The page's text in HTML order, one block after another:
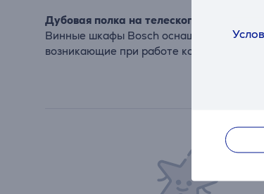
Дубовая полка на телескопической
Винные шкафы Bosch оснащены
возникающие при работе компрессора.